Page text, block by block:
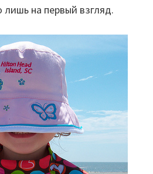
на первый взгляд.